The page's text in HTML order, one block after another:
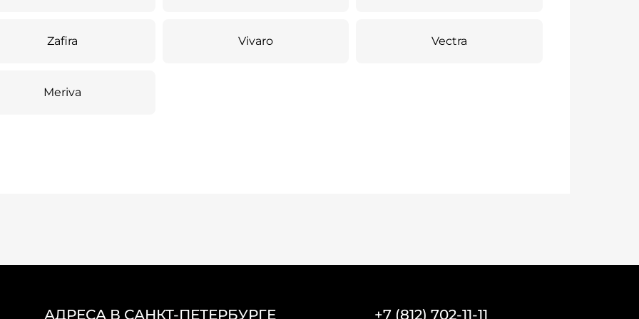
Zafira Vivaro Vectra
Meriva
АДРЕСА В САНКТ-ПЕТЕРБУРГЕ +7 (812) 702-11-11